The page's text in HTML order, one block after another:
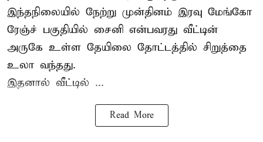
இந்தநிலையில் நேற்று முன்தினம் இரவு மேங்கோ
ரேஞ்ச் பகுதியில் சைனி என்பவரது வீட்டின்
அருகே உள்ள தேயிலை தோட்டத்தில் சிறுத்தை
உலா வந்தது.
இதனால் வீட்டில் ...
Read More